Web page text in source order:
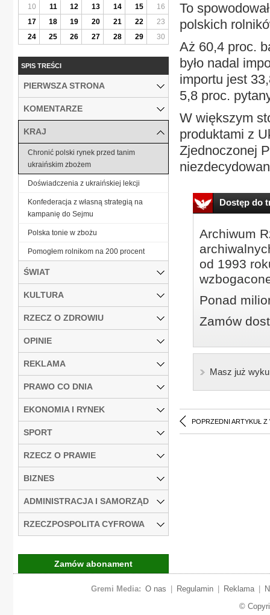
To
polskich
Aż 60,4 proc.
było nadal
importu jest
5,8 proc.
W większym
produktami z
Zjednoczonej
Dostęp do
Archiwum
od 1993
Ponad
Zamów
Masz już
POPRZEDNI ARTYKUŁ Z
10
11 12 13 14 15
16
17
18 19 20 21 22
23
24
25 26 27 28 29 30
SPIS TREŚCI
PIERWSZA STRONA
KOMENTARZE
KRAJ
Chronić polski rynek przed tanim
ukraińskim zbożem
Doświadczenia z ukraińskiej lekcji
Konfederacja z własną strategią na
kampanię do Sejmu
Polska tonie w zbożu
Pomogłem rolnikom na 200 procent
ŚWIAT
KULTURA
RZECZ O ZDROWIU
OPINIE
REKLAMA
PRAWO CO DNIA
EKONOMIA I RYNEK
SPORT
RZECZ O PRAWIE
BIZNES
ADMINISTRACJA I SAMORZĄD
RZECZPOSPOLITA CYFROWA
Zamów abonament
Gremi Media: O nas Regulamin Reklama
©